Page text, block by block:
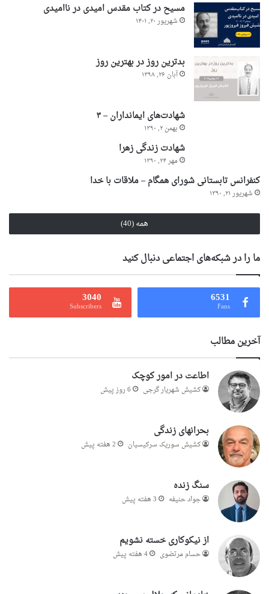
مسیح در کتاب مقدس امیدی در ناامیدی
شهریور ۲۰, ۱۴۰۱
بدترین روز در بهترین روز
آبان ۲۶, ۱۳۹۸
شهادت‌های ایمانداران – ۳
بهمن ۲, ۱۳۹۰
شهادت زندگی زهرا
مهر ۲۴, ۱۳۹۰
کنفرانس تابستانی شورای همگام – ملاقات با خدا
شهریور ۲۱, ۱۳۹۰
همه (40)
ما را در شبکه‌های اجتماعی دنبال کنید
6531
Fans
3040
Subscribers
آخرین مطالب
اطاعت در امور کوچک
کشیش شهریار گرجى 6 روز پیش
بحرانهای زندگی
کشیش سوریک سرکیسیان 2 هفته پیش
سنگ زنده
جواد حنیفه 3 هفته پیش
از نیکوکاری خسته نشویم
حسام مرتضوی 4 هفته پیش